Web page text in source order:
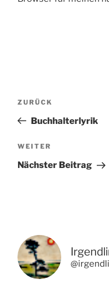
Vorheriger
Beitrag
ZURÜCK
Buchhalterlyrik
Nächster
Beitrag
WEITER
Nächster Beitrag